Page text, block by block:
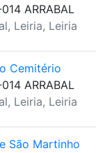
ARRABAL
Leiria, Leiria
Cemitério
ARRABAL
Leiria, Leiria
São Martinho